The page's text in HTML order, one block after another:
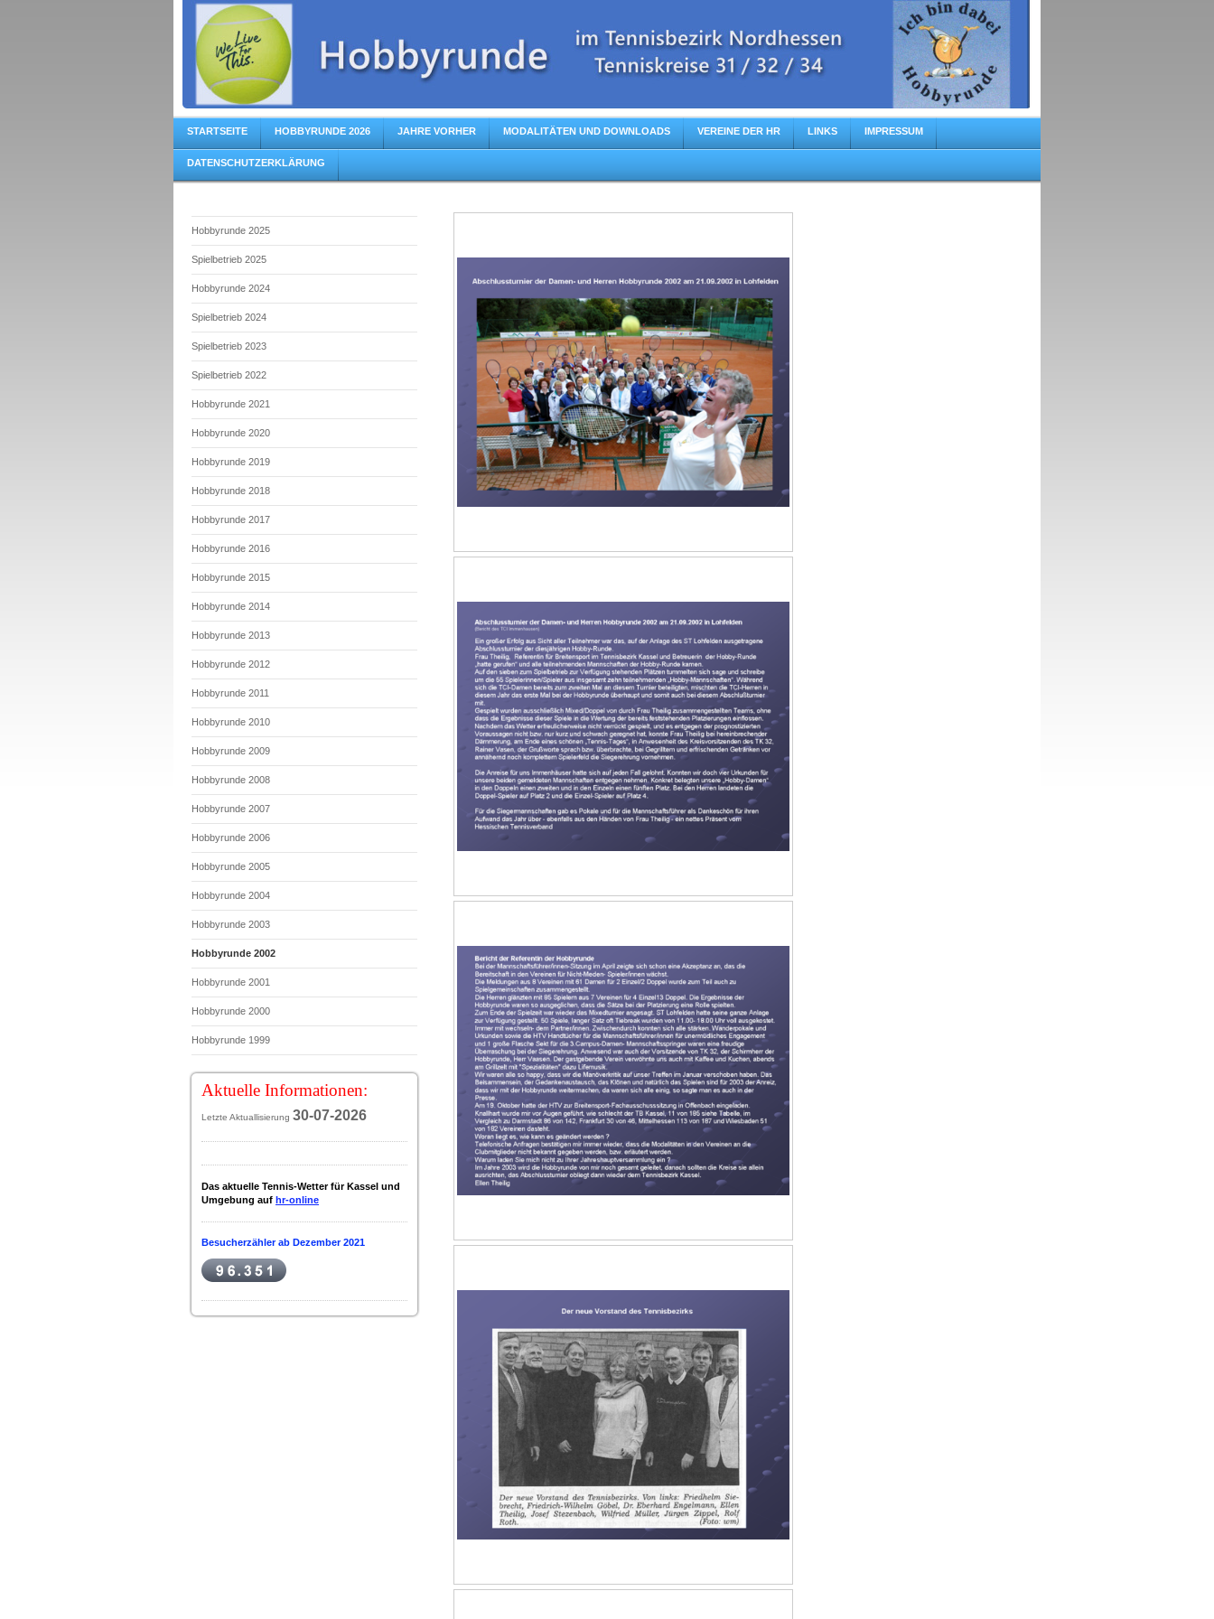
STARTSEITE HOBBYRUNDE 2026 JAHRE VORHER MODALITÄTEN UND DOWNLOADS VEREINE DER HR LINKS IMPRESSUM
DATENSCHUTZERKLÄRUNG
Hobbyrunde 2025
Spielbetrieb 2025
Hobbyrunde 2024
Spielbetrieb 2024
Spielbetrieb 2023
Spielbetrieb 2022
Hobbyrunde 2021
Hobbyrunde 2020
Hobbyrunde 2019
Hobbyrunde 2018
Hobbyrunde 2017
Hobbyrunde 2016
Hobbyrunde 2015
Hobbyrunde 2014
Hobbyrunde 2013
Hobbyrunde 2012
Hobbyrunde 2011
Hobbyrunde 2010
Hobbyrunde 2009
Hobbyrunde 2008
Hobbyrunde 2007
Hobbyrunde 2006
Hobbyrunde 2005
Hobbyrunde 2004
Hobbyrunde 2003
Hobbyrunde 2002
Hobbyrunde 2001
Hobbyrunde 2000
Hobbyrunde 1999
Aktuelle Informationen:
Letzte Aktuallisierung 30-07-2026
Das aktuelle Tennis-Wetter für Kassel und
Umgebung auf hr-online
Besucherzähler ab Dezember 2021